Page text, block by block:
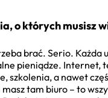
o których musisz
brać. Serio. Każda
pieniądze. Internet,
szkolenia, a nawet
tam biuro – to